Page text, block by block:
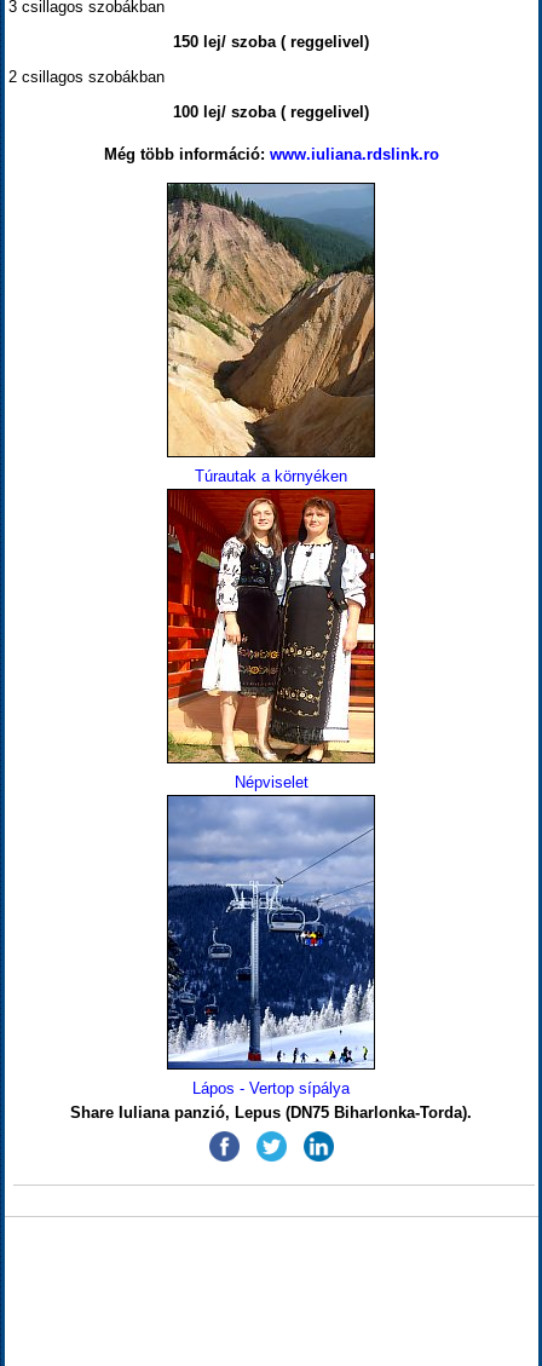
3 csillagos szobákban
150 lej/ szoba ( reggelivel)
2 csillagos szobákban
100 lej/ szoba ( reggelivel)
Még több információ: www.iuliana.rdslink.ro
Túrautak a környéken
Népviselet
Lápos - Vertop sípálya
Share Iuliana panzió, Lepus (DN75 Biharlonka-Torda).